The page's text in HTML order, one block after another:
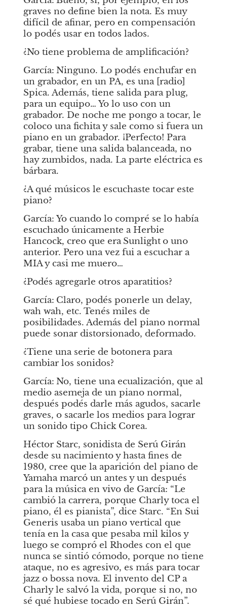
graves no define bien la nota. Es muy
difícil de afinar, pero en compensación
lo podés usar en todos lados.
¿No tiene problema de amplificación?
García: Ninguno. Lo podés enchufar en
un grabador, en un PA, es una [radio]
Spica. Además, tiene salida para plug,
para un equipo… Yo lo uso con un
grabador. De noche me pongo a tocar, le
coloco una fichita y sale como si fuera un
piano en un grabador. ¡Perfecto! Para
grabar, tiene una salida balanceada, no
hay zumbidos, nada. La parte eléctrica es
bárbara.
¿A qué músicos le escuchaste tocar este
piano?
García: Yo cuando lo compré se lo había
escuchado únicamente a Herbie
Hancock, creo que era Sunlight o uno
anterior. Pero una vez fui a escuchar a
MIA y casi me muero…
¿Podés agregarle otros aparatitios?
García: Claro, podés ponerle un delay,
wah wah, etc. Tenés miles de
posibilidades. Además del piano normal
puede sonar distorsionado, deformado.
¿Tiene una serie de botonera para
cambiar los sonidos?
García: No, tiene una ecualización, que al
medio asemeja de un piano normal,
después podés darle más agudos, sacarle
graves, o sacarle los medios para lograr
un sonido tipo Chick Corea.
Héctor Starc, sonidista de Serú Girán
desde su nacimiento y hasta fines de
1980, cree que la aparición del piano de
Yamaha marcó un antes y un después
para la música en vivo de García: “Le
cambió la carrera, porque Charly toca el
piano, él es pianista”, dice Starc. “En Sui
Generis usaba un piano vertical que
tenía en la casa que pesaba mil kilos y
luego se compró el Rhodes con el que
nunca se sintió cómodo, porque no tiene
ataque, no es agresivo, es más para tocar
jazz o bossa nova. El invento del CP a
Charly le salvó la vida, porque si no, no
sé qué hubiese tocado en Serú Girán”.